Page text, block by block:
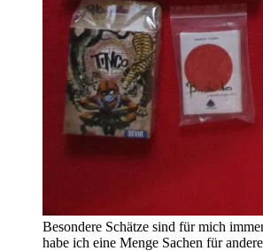
Besondere Schätze sind für mich
habe ich eine Menge Sachen für